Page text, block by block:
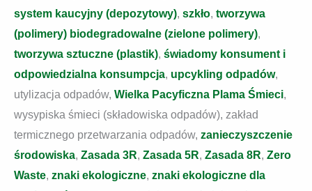
system kaucyjny (depozytowy), szkło, tworzywa
(polimery) biodegradowalne (zielone polimery),
tworzywa sztuczne (plastik), świadomy konsument i
odpowiedzialna konsumpcja, upcykling odpadów,
utylizacja odpadów, Wielka Pacyficzna Plama Śmieci,
wysypiska śmieci (składowiska odpadów), zakład
termicznego przetwarzania odpadów, zanieczyszczenie
środowiska, Zasada 3R, Zasada 5R, Zasada 8R, Zero
Waste, znaki ekologiczne, znaki ekologiczne dla